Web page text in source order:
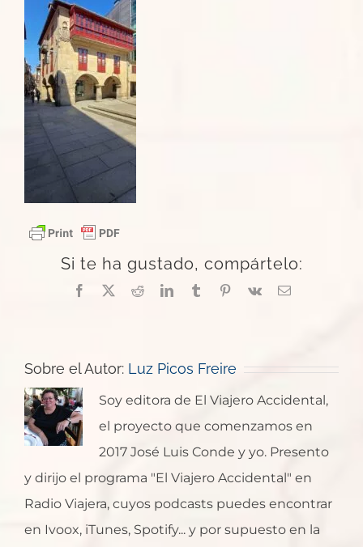
Si te ha gustado, compártelo:
Facebook
X RedditLinkedInTumblrPinterest
Vk
Correo
Sobre el Autor: Luz Picos Freire
Soy editora de El Viajero Accidental,
el proyecto que comenzamos en
2017 José Luis Conde y yo. Presento
y dirijo el programa "El Viajero Accidental" en
Radio Viajera, cuyos podcasts puedes encontrar
en Ivoox, iTunes, Spotify... y por supuesto en la